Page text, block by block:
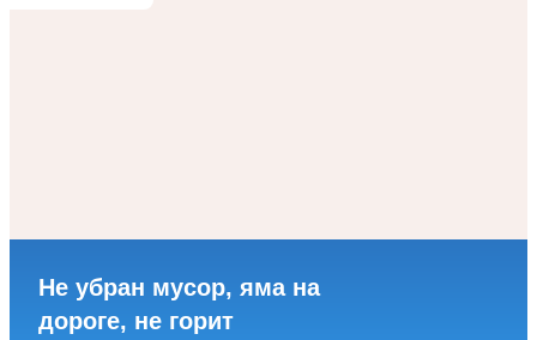
Не убран мусор, яма на
дороге, не горит